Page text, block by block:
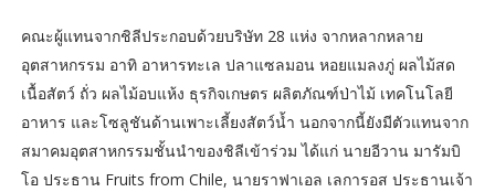
คณะผู้แทนจากชิลีประกอบด้วยบริษัท 28 แห่ง จากหลากหลาย
อุตสาหกรรม อาทิ อาหารทะเล ปลาแซลมอน หอยแมลงภู่ ผลไม้สด
เนื้อสัตว์ ถั่ว ผลไม้อบแห้ง ธุรกิจเกษตร ผลิตภัณฑ์ป่าไม้ เทคโนโลยี
อาหาร และโซลูชันด้านเพาะเลี้ยงสัตว์น้ำ นอกจากนี้ยังมีตัวแทนจาก
สมาคมอุตสาหกรรมชั้นนำของชิลีเข้าร่วม ได้แก่ นายอีวาน มารัมบิ
โอ ประธาน Fruits from Chile, นายราฟาเอล เลการอส ประธานเจ้า